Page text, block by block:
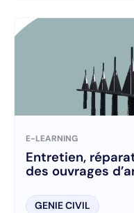
E-LEARNING
Entretien,
des ouvrages
GENIE CIVIL